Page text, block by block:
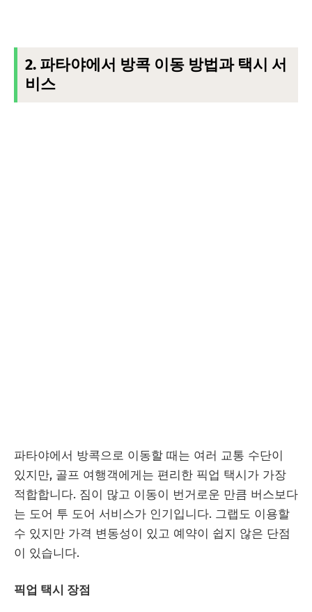
2. 파타야에서 방콕 이동 방법과 택시 서
비스
파타야에서 방콕으로 이동할 때는 여러 교통 수단이
있지만, 골프 여행객에게는 편리한 픽업 택시가 가장
적합합니다. 짐이 많고 이동이 번거로운 만큼 버스보다
는 도어 투 도어 서비스가 인기입니다. 그랩도 이용할
수 있지만 가격 변동성이 있고 예약이 쉽지 않은 단점
이 있습니다.
픽업 택시 장점